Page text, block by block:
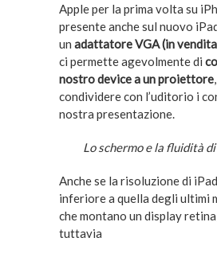
Apple per la prima volta su
presente anche sul nuovo
un adattatore VGA (in
ci permette agevolmente di
nostro device a un proiettore
condividere con l’uditorio i
nostra presentazione.
Lo schermo e la fluidità
Anche se la risoluzione di
inferiore a quella degli ultimi
che montano un display
tuttavia